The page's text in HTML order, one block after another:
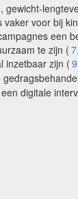
gewicht-
voor bij
een
te zijn (
inzetbaar zijn (
digitale